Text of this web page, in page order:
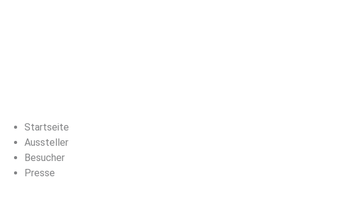
Startseite
Aussteller
Besucher
Presse